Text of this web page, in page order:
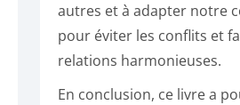
autres et à adapter notre
pour éviter les conflits et
relations harmonieuses.
En conclusion, ce livre a